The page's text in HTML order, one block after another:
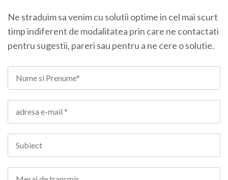
Ne straduim sa venim cu solutii optime in cel mai scurt
timp indiferent de modalitatea prin care ne contactati
pentru sugestii, pareri sau pentru a ne cere o solutie.